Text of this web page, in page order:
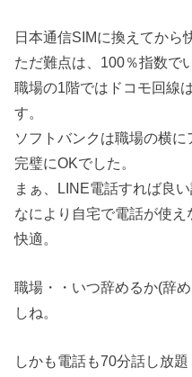
日本通信SIMに換えてから
ただ難点は、100％指数で
職場の1階ではドコモ回線
す。
ソフトバンクは職場の横
完璧にOKでした。
まぁ、LINE電話すれば良い
なにより自宅で電話が使
快適。
職場・・いつ辞めるか(辞
しね。
しかも電話も70分話し放